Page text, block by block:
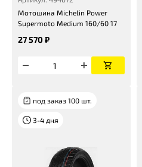
Мотошина Michelin Power
Supermoto Medium 160/60 17
27 570 ₽
под заказ 100 шт.
3-4 дня